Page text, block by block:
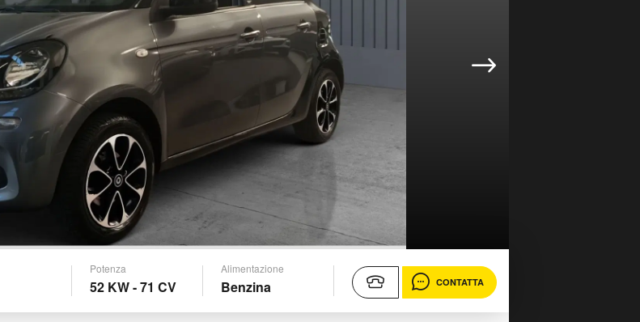
Potenza
52 KW - 71 CV
Alimentazione
Benzina CONTATTA